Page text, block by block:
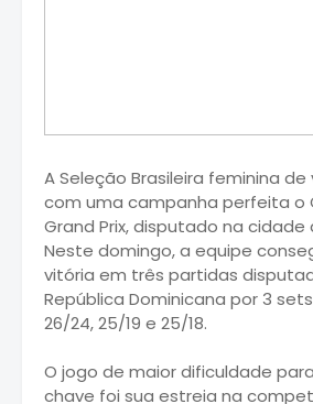
A Seleção Brasileira feminina de
com uma campanha perfeita o
Grand Prix, disputado na cidade
Neste domingo, a equipe
vitória em três partidas
República Dominicana por 3
26/24, 25/19 e 25/18.
O jogo de maior dificuldade
chave foi sua estreia na